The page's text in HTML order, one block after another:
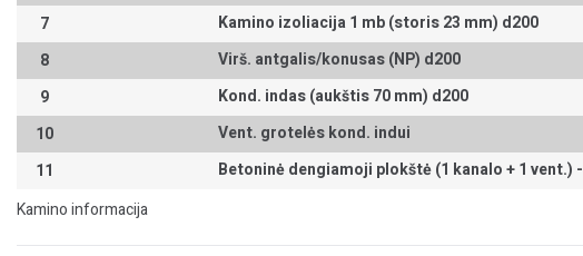
7
Kamino izoliacija 1 mb (storis 23 mm) d200
8
Virš. antgalis/konusas (NP) d200
9
Kond. indas (aukštis 70 mm) d200
10
Vent. grotelės kond. indui
11
Betoninė dengiamoji plokštė (1 kanalo + 1 vent.) -
Kamino informacija